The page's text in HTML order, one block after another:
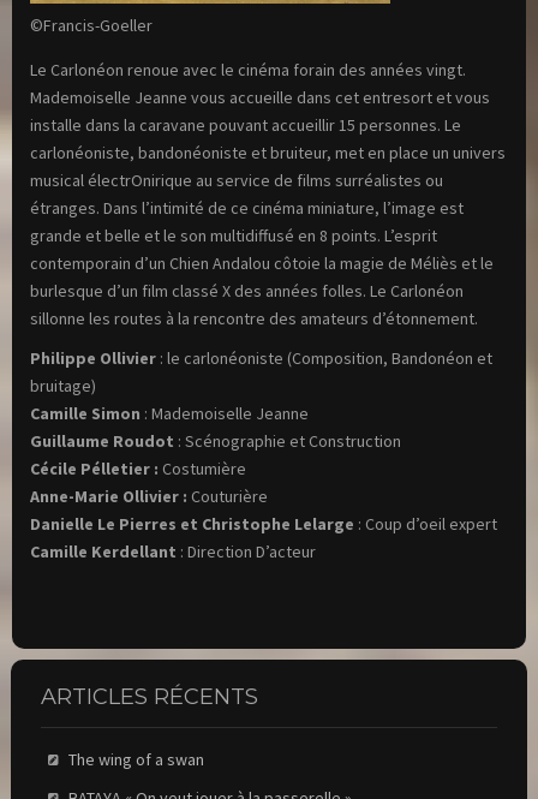
©Francis-Goeller
Le Carlonéon renoue avec le cinéma forain des années vingt.
Mademoiselle Jeanne vous accueille dans cet entresort et vous
installe dans la caravane pouvant accueillir 15 personnes. Le
carlonéoniste, bandonéoniste et bruiteur, met en place un univers
musical électrOnirique au service de films surréalistes ou
étranges. Dans l’intimité de ce cinéma miniature, l’image est
grande et belle et le son multidiffusé en 8 points. L’esprit
contemporain d’un Chien Andalou côtoie la magie de Méliès et le
burlesque d’un film classé X des années folles. Le Carlonéon
sillonne les routes à la rencontre des amateurs d’étonnement.
Philippe Ollivier : le carlonéoniste (Composition, Bandonéon et
bruitage)
Camille Simon : Mademoiselle Jeanne
Guillaume Roudot : Scénographie et Construction
Cécile Pélletier : Costumière
Anne-Marie Ollivier : Couturière
Danielle Le Pierres et Christophe Lelarge : Coup d’oeil expert
Camille Kerdellant : Direction D’acteur
ARTICLES RÉCENTS
The wing of a swan